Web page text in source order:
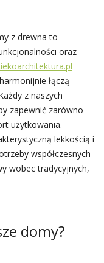
z drewna to
oraz
łączą
z naszych
zapewnić zarówno
użytkowania.
lekkością i
współczesnych
wobec tradycyjnych,
domy?